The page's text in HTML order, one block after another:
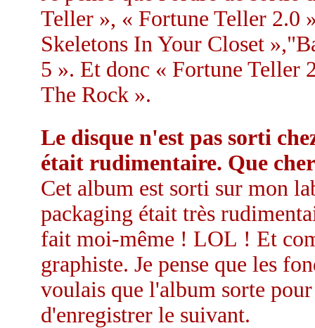
Teller », « Fortune Teller 2.0
Skeletons In Your Closet
5 ». Et donc « Fortune Teller
The Rock ».
Le disque n'est pas sorti
était rudimentaire. Que
Cet album est sorti sur mon
packaging était très
fait moi-même ! LOL ! Et
graphiste. Je pense que les
voulais que l'album sorte
d'enregistrer le suivant.